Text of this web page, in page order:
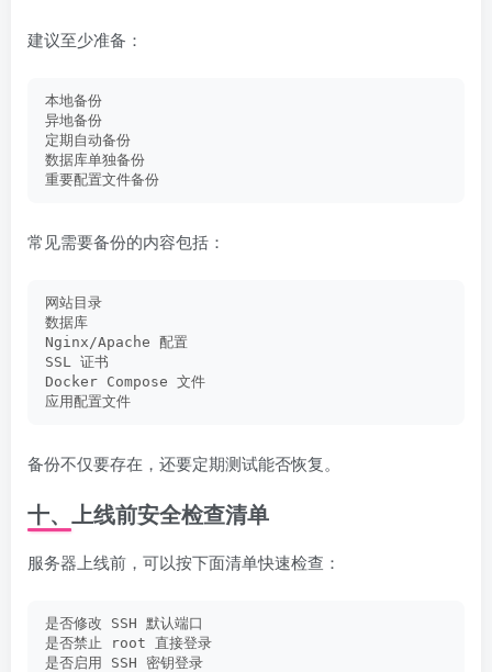
建议至少准备：
本地备份
异地备份
定期自动备份
数据库单独备份
重要配置文件备份
常见需要备份的内容包括：
网站目录
数据库
Nginx/Apache 配置
SSL 证书
Docker Compose 文件
应用配置文件
备份不仅要存在，还要定期测试能否恢复。
十、上线前安全检查清单
服务器上线前，可以按下面清单快速检查：
是否修改 SSH 默认端口
是否禁止 root 直接登录
是否启用 SSH 密钥登录